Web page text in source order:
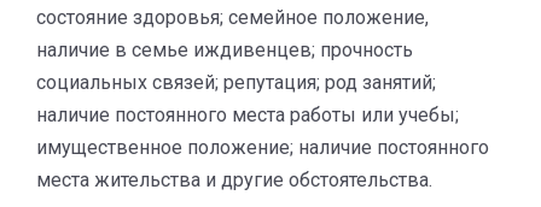
состояние здоровья; семейное положение,
наличие в семье иждивенцев; прочность
социальных связей; репутация; род занятий;
наличие постоянного места работы или учебы;
имущественное положение; наличие постоянного
места жительства и другие обстоятельства.